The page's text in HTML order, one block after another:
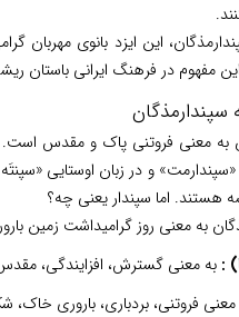
این ایزد بانوی مهربان
مفهوم در فرهنگ ایرانی باستان
سپندارمذگان
به معنی فروتنی پاک و مقدس است.
و در زبان اوستایی
هستند. اما سپندار یعنی چه؟
به معنی روز گرامیداشت زمین
: به معنی گسترش، افزایندگی،
معنی فروتنی، بردباری، باروری خاک،